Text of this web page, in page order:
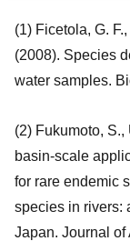
(1) Ficetola, G.
(2008). Species
water samples.
(2) Fukumoto, S.,
basin‐scale
for rare endemic
species in rivers:
Japan. Journal of